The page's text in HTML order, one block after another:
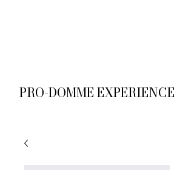
PRO-DOMME EXPERIENCE